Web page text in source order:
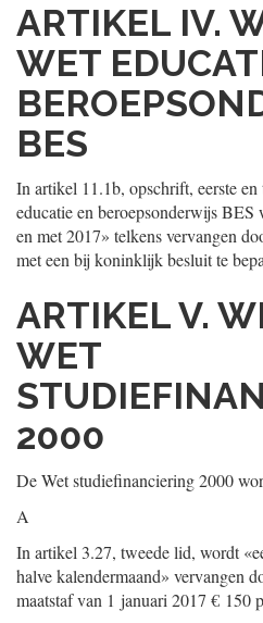
ARTIKEL IV.
WET
BES
In artikel 11.1b, opschrift, eerste
educatie en beroepsonderwijs
en met 2017» telkens vervangen
met een bij koninklijk besluit te
ARTIKEL V.
WET
2000
De Wet studiefinanciering 2000
A
In artikel 3.27, tweede lid, wordt
halve kalendermaand» vervangen
maatstaf van 1 januari 2017 € 150